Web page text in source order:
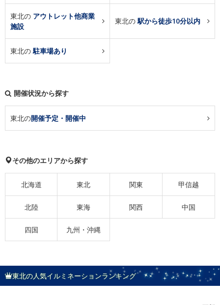
東北の アウトレット他商業
施設
東北の駅から徒歩10分以内
東北の駐車場あり
開催状況から探す
東北の開催予定・開催中
その他のエリアから探す
北海道 東北 関東 甲信越
北陸 東海 関西 中国
四国 九州・沖縄
東北の人気イルミネーションランキング